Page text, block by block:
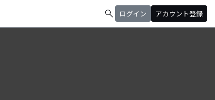
search ログイン アカウント登録